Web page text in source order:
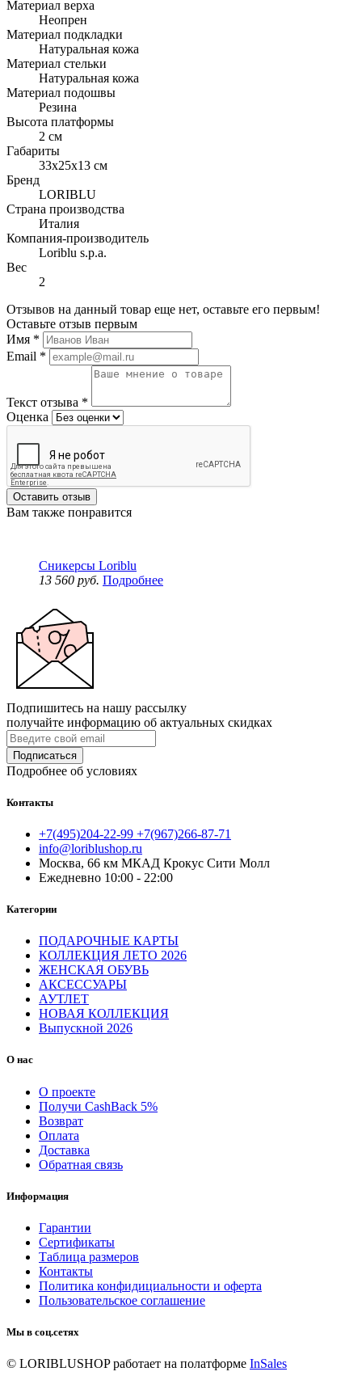
Материал верха
Неопрен
Материал подкладки
Натуральная кожа
Материал стельки
Натуральная кожа
Материал подошвы
Резина
Высота платформы
2 см
Габариты
33х25х13 см
Бренд
LORIBLU
Страна производства
Италия
Компания-производитель
Loriblu s.p.a.
Вес
2
Отзывов на данный товар еще нет, оставьте его первым!
Оставьте отзыв первым
Имя *
Email *
Текст отзыва *
Оценка
Оставить отзыв
Вам также понравится
Сникерсы Loriblu
13 560 руб. Подробнее
Подпишитесь на нашу рассылку
получайте информацию об актуальных скидках
Подписаться
Подробнее об условиях
Контакты
+7(495)204-22-99 +7(967)266-87-71
info@loriblushop.ru
Москва, 66 км МКАД Крокус Сити Молл
Ежедневно 10:00 - 22:00
Категории
ПОДАРОЧНЫЕ КАРТЫ
КОЛЛЕКЦИЯ ЛЕТО 2026
ЖЕНСКАЯ ОБУВЬ
АКСЕССУАРЫ
АУТЛЕТ
НОВАЯ КОЛЛЕКЦИЯ
Выпускной 2026
О нас
О проекте
Получи CashBack 5%
Возврат
Оплата
Доставка
Обратная связь
Информация
Гарантии
Сертификаты
Таблица размеров
Контакты
Политика конфидициальности и оферта
Пользовательское соглашение
Мы в соц.сетях
© LORIBLUSHOPработает на полатформе InSales